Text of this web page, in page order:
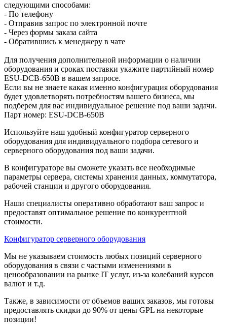
следующими способами:
- По телефону
- Отправив запрос по электронной почте
- Через формы заказа сайта
- Обратившись к менеджеру в чате
Для получения дополнительной информации о наличии
оборудования и сроках поставки укажите партийный номер
ESU-DCB-650B в вашем запросе.
Если вы не знаете какая именно конфигурация оборудования
будет удовлетворять потребностям вашего бизнеса, мы
подберем для вас индивидуальное решение под ваши задачи.
Парт номер: ESU-DCB-650B
Используйте наш удобный конфигуратор серверного
оборудования для индивидуального подбора сетевого и
серверного оборудования под ваши задачи.
В конфигураторе вы сможете указать все необходимые
параметры сервера, системы хранения данных, коммутатора,
рабочей станции и другого оборудования.
Наши специалисты оперативно обработают ваш запрос и
предоставят оптимальное решение по конкурентной
стоимости.
Конфигуратор серверного оборудования
Мы не указываем стоимость любых позиций серверного
оборудования в связи с частыми изменениями в
ценообразовании на рынке IT услуг, из-за колебаний курсов
валют и т.д.
Также, в зависимости от объемов ваших заказов, мы готовы
предоставлять скидки до 90% от цены GPL на некоторые
позиции!